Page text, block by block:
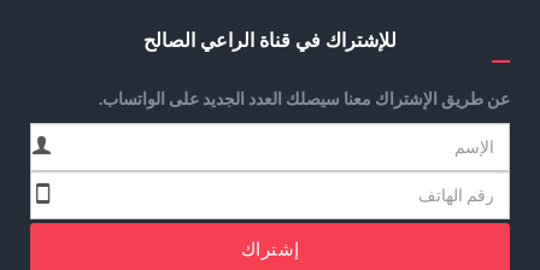
للإشتراك في قناة الراعي الصالح
عن طريق الإشتراك معنا سيصلك العدد الجديد على الواتساب.
إشتراك